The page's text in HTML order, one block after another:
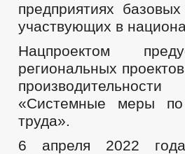
РЕГЛАМЕНТ
предприятиях
участвующих в
Нацпроектом
региональных
«Системные меры по
труда».
6 апреля 2022